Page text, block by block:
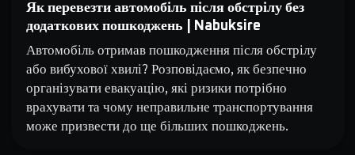
Як перевезти автомобіль після обстрілу без
додаткових пошкоджень | Nabuksire
Автомобіль отримав пошкодження після обстрілу
або вибухової хвилі? Розповідаємо, як безпечно
організувати евакуацію, які ризики потрібно
врахувати та чому неправильне транспортування
може призвести до ще більших пошкоджень.